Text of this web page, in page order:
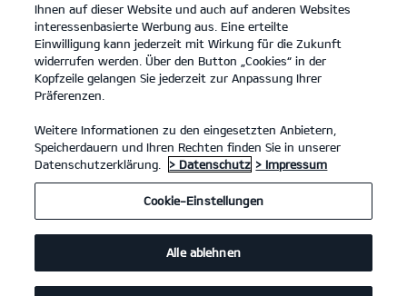
1.6 T-GDI DCT; 132,4 kW (180 PS): Kraftstoffverbrauch kombiniert
6,9 l/100 km. CO₂-Emissionen kombiniert 155 g/km. CO₂-Klasse E.
Kia K4 Sportswagon1.6 T-GDI DCT; 132,4 kW (180 PS): Kraftstoffverbrauch
kombiniert 7,1 l/100 km. CO₂-Emissionen kombiniert 161 g/km. CO₂-Klasse
Ihnen auf dieser Website und auch auf anderen Websites
interessenbasierte Werbung aus. Eine erteilte
Einwilligung kann jederzeit mit Wirkung für die Zukunft
widerrufen werden. Über den Button „Cookies“ in der
Kopfzeile gelangen Sie jederzeit zur Anpassung Ihrer
Präferenzen.
Weitere Informationen zu den eingesetzten Anbietern,
Speicherdauern und Ihren Rechten finden Sie in unserer
Datenschutzerklärung.
> Datenschutz > Impressum
Cookie-Einstellungen
Alle ablehnen